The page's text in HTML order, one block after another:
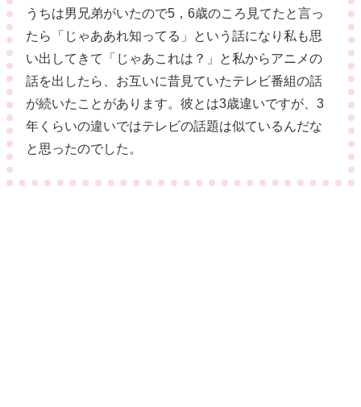
うちは男兄弟がいたので5，6歳のころ見てたと言っ
たら「じゃああれ知ってる」という話になり私も思
い出してきて「じゃあこれは？」と私からアニメの
話を出したら、お互いに昔見ていたテレビ番組の話
が続いたことがあります。彼とは3歳違いですが、3
年くらいの違いではテレビの話題は似ているんだな
と思ったのでした。